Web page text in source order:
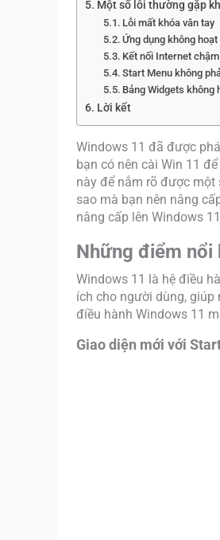
Một số lỗi thường gặp
Lỗi mất khóa vân tay
Ứng dụng không
Kết nối Internet chậm
Start Menu không
Bảng Widgets không
Lời kết
Windows 11 đã được
bạn có nên cài Win 11
này để nắm rõ được
sao mà bạn nên nâng
nâng cấp lên Windows
Những điểm nổi
Windows 11 là hệ điều
ích cho người dùng,
điều hành Windows 11
Giao diện mới với